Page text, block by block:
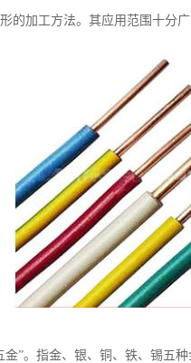
的加工方法。其应用范围十分广
”。指金、银、铜、铁、锡五